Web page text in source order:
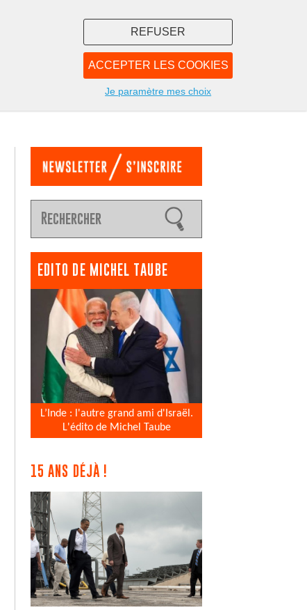
ACCEPTER LES COOKIES
REFUSER
Je paramètre mes choix
NOUS
EDITO DE MICHEL TAUBE
L’Inde : l'autre grand ami d'Israël.
L'édito de Michel Taube
15 ANS DÉJÀ !